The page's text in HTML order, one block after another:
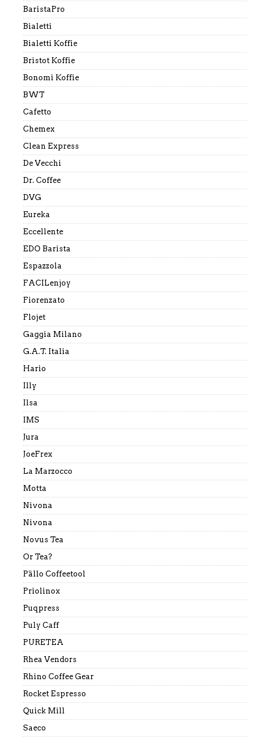
BaristaPro
Bialetti
Bialetti Koffie
Bristot Koffie
Bonomi Koffie
BWT
Cafetto
Chemex
Clean Express
De Vecchi
Dr. Coffee
DVG
Eureka
Eccellente
EDO Barista
Espazzola
FACILenjoy
Fiorenzato
Flojet
Gaggia Milano
G.A.T. Italia
Hario
Illy
Ilsa
IMS
Jura
JoeFrex
La Marzocco
Motta
Nivona
Nivona
Novus Tea
Or Tea?
Pällo Coffeetool
Priolinox
Puqpress
Puly Caff
PURETEA
Rhea Vendors
Rhino Coffee Gear
Rocket Espresso
Quick Mill
Saeco